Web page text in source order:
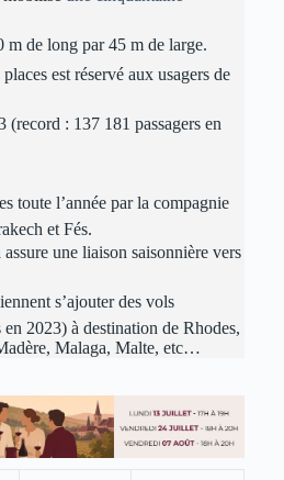
de long par 45 m de large.
est réservé aux usagers de
: 137 181 passagers en
toute l’année par la compagnie
et Fés.
une liaison saisonnière vers
s’ajouter des vols
2023) à destination de Rhodes,
Malaga, Malte, etc…